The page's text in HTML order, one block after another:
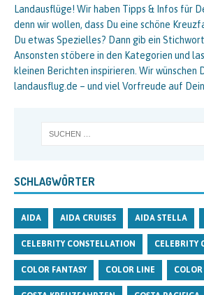
Landausflüge! Wir haben Tipps & Infos für
denn wir wollen, dass Du eine schöne
Du etwas Spezielles? Dann gib ein Stichwort
Ansonsten stöbere in den Kategorien und
kleinen Berichten inspirieren. Wir wünschen
landausflug.de – und viel Vorfreude auf
SCHLAGWÖRTER
AIDA AIDA CRUISES AIDA STELLA
CELEBRITY CONSTELLATION CELEBRITY
COLOR FANTASY COLOR LINE